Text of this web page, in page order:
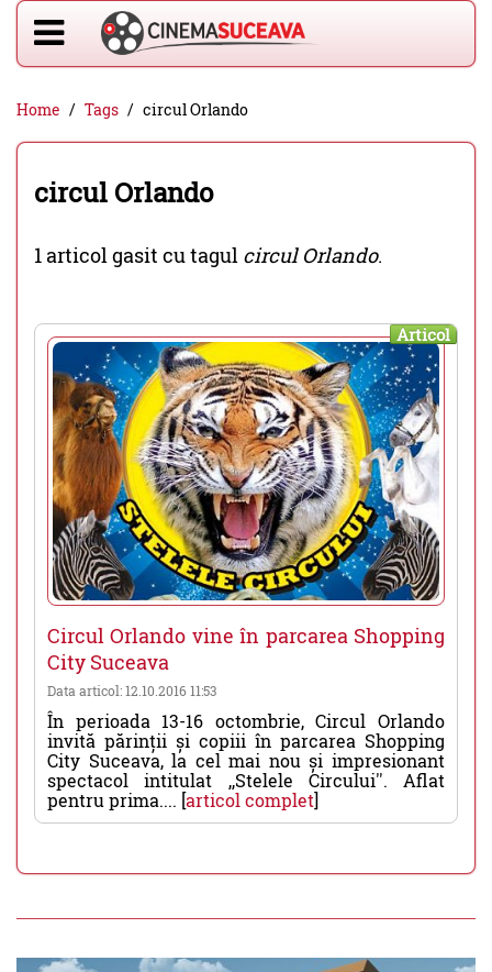
Home Tags circul Orlando
circul Orlando
1 articol gasit cu tagul circul Orlando.
Articol
Circul Orlando vine în parcarea Shopping
City Suceava
Data articol: 12.10.2016 11:53
În perioada 13-16 octombrie, Circul Orlando
invită părinții și copiii în parcarea Shopping
City Suceava, la cel mai nou și impresionant
spectacol intitulat ,,Stelele Circului''. Aflat
pentru prima.... [articol complet]